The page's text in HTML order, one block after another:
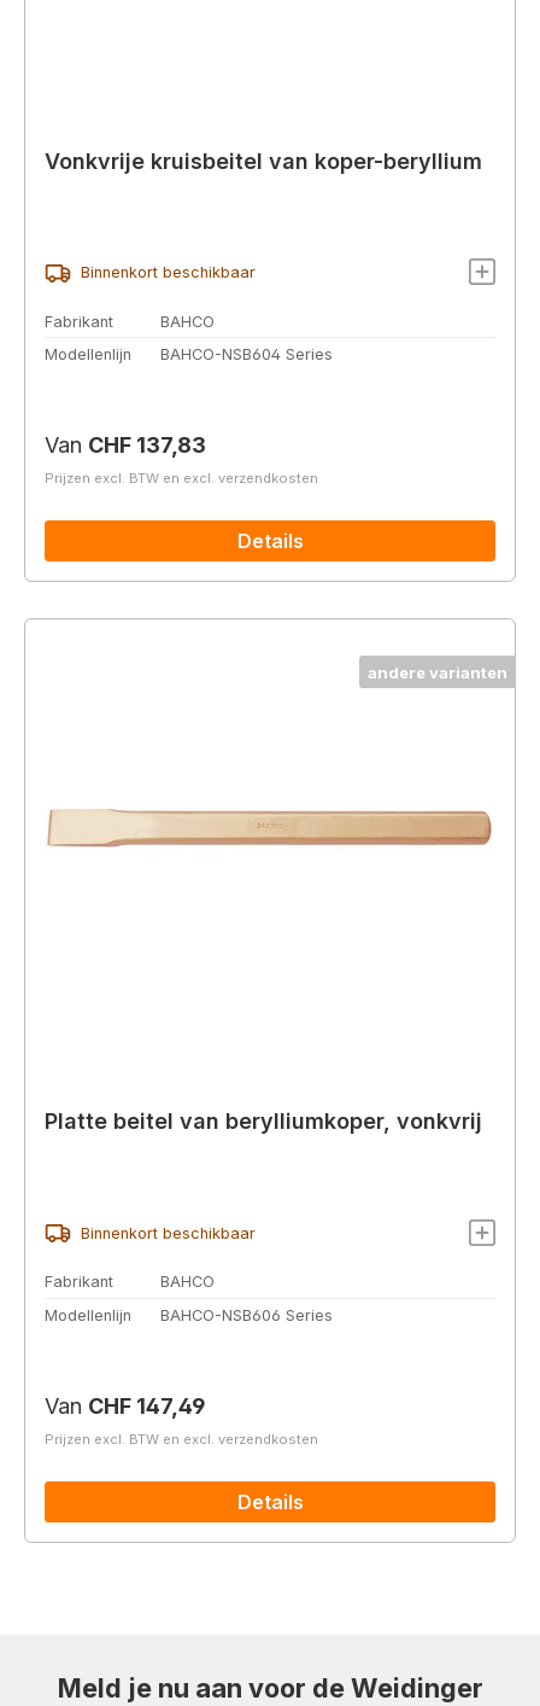
Vonkvrije kruisbeitel van koper-beryllium
Binnenkort beschikbaar
Fabrikant
BAHCO
Modellenlijn
BAHCO-NSB604 Series
Normale prijs:
Van CHF 137,83
Prijzen excl. BTW en excl. verzendkosten
Details
andere varianten
Platte beitel van berylliumkoper, vonkvrij
Binnenkort beschikbaar
Fabrikant
BAHCO
Modellenlijn
BAHCO-NSB606 Series
Normale prijs:
Van CHF 147,49
Prijzen excl. BTW en excl. verzendkosten
Details
Meld je nu aan voor de Weidinger